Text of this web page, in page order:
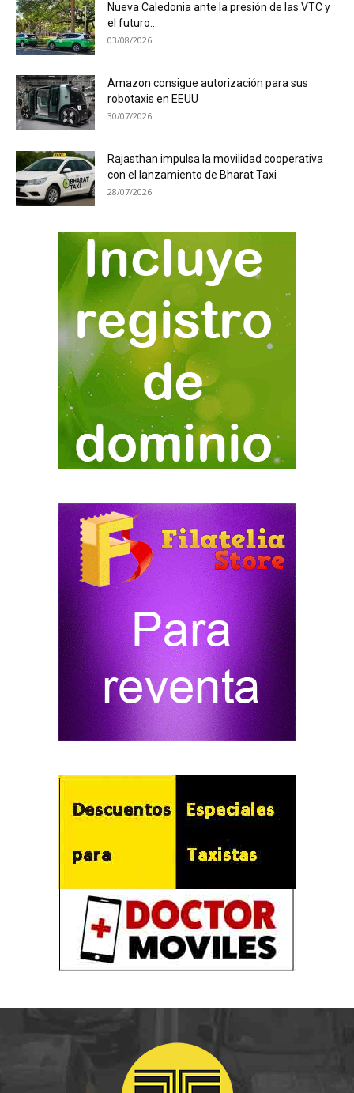
Nueva Caledonia ante la presión de las VTC y
el futuro...
03/08/2026
Amazon consigue autorización para sus
robotaxis en EEUU
30/07/2026
Rajasthan impulsa la movilidad cooperativa
con el lanzamiento de Bharat Taxi
28/07/2026